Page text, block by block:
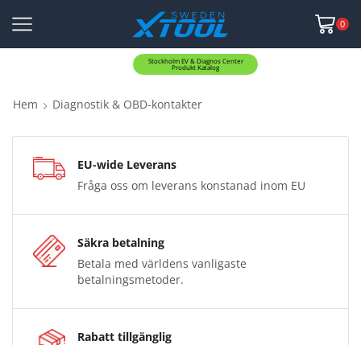
0
Stockholm EV & Diagnos Center
Produkt Katalog
Hem Diagnostik & OBD-kontakter
EU-wide Leverans
Fråga oss om leverans konstanad inom EU
Säkra betalning
Betala med världens vanligaste
betalningsmetoder.
Rabatt tillgänglig